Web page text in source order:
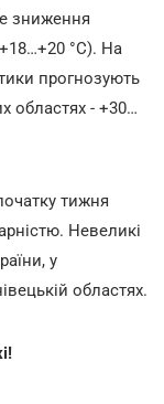
зниження
°С). На
прогнозують
областях - +30…
тижня
Невеликі
у
областях.